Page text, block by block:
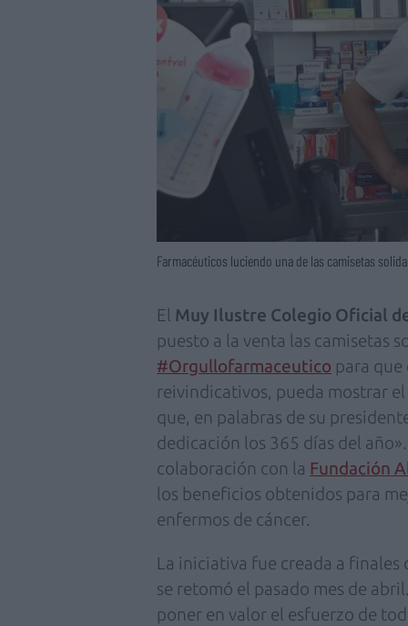
Farmacéuticos luciendo una de las camisetas
El Muy Ilustre Colegio Oficial
puesto a la venta las camisetas
#Orgullofarmaceutico para
reivindicativos, pueda mostrar
que, en palabras de su
dedicación los 365 días del
colaboración con la Fundación
los beneficios obtenidos para
enfermos de cáncer.
La iniciativa fue creada a finales
se retomó el pasado mes de
poner en valor el esfuerzo de